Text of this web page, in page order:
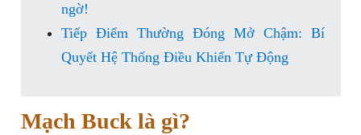
ngờ!
Tiếp Điểm Thường Đóng Mở Chậm: Bí
Quyết Hệ Thống Điều Khiển Tự Động
Mạch Buck là gì?